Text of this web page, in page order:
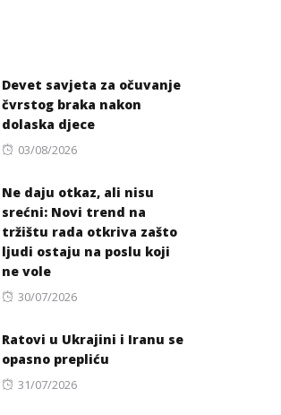
Devet savjeta za očuvanje
čvrstog braka nakon
dolaska djece
Posted
03/08/2026
Ne daju otkaz, ali nisu
srećni: Novi trend na
tržištu rada otkriva zašto
ljudi ostaju na poslu koji
ne vole
Posted
30/07/2026
Ratovi u Ukrajini i Iranu se
opasno prepliću
Posted
31/07/2026